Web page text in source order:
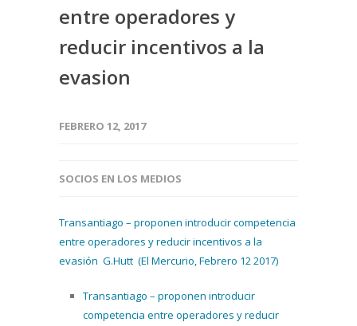
entre operadores y
reducir incentivos a la
evasion
FEBRERO 12, 2017
SOCIOS EN LOS MEDIOS
Transantiago – proponen introducir competencia
entre operadores y reducir incentivos a la
evasión G.Hutt (El Mercurio, Febrero 12 2017)
Transantiago – proponen introducir
competencia entre operadores y reducir